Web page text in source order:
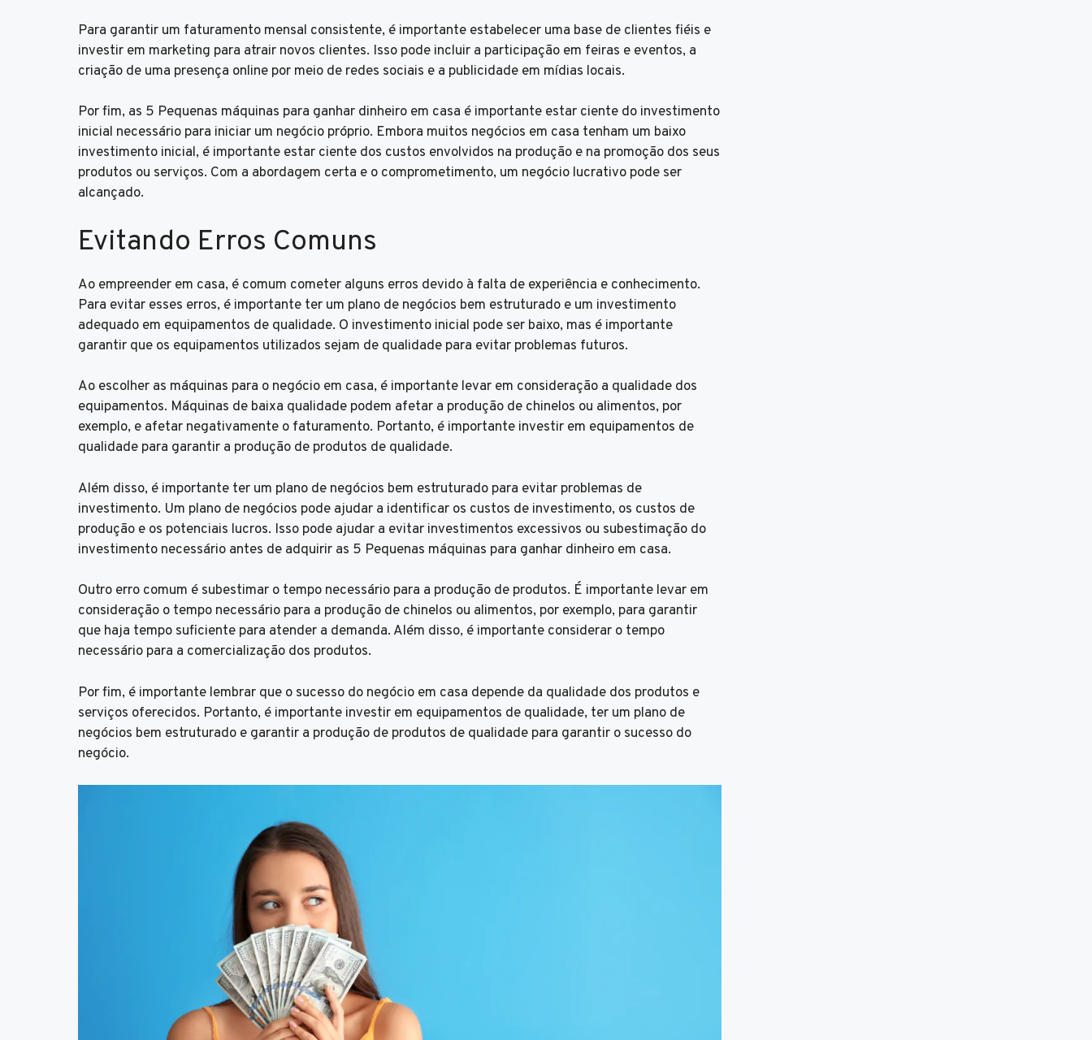
Para garantir um faturamento mensal consistente, é importante estabelecer uma base de clientes fiéis e
investir em marketing para atrair novos clientes. Isso pode incluir a participação em feiras e eventos, a
criação de uma presença online por meio de redes sociais e a publicidade em mídias locais.
Por fim, as 5 Pequenas máquinas para ganhar dinheiro em casa é importante estar ciente do investimento
inicial necessário para iniciar um negócio próprio. Embora muitos negócios em casa tenham um baixo
investimento inicial, é importante estar ciente dos custos envolvidos na produção e na promoção dos seus
produtos ou serviços. Com a abordagem certa e o comprometimento, um negócio lucrativo pode ser
alcançado.
Evitando Erros Comuns
Ao empreender em casa, é comum cometer alguns erros devido à falta de experiência e conhecimento.
Para evitar esses erros, é importante ter um plano de negócios bem estruturado e um investimento
adequado em equipamentos de qualidade. O investimento inicial pode ser baixo, mas é importante
garantir que os equipamentos utilizados sejam de qualidade para evitar problemas futuros.
Ao escolher as máquinas para o negócio em casa, é importante levar em consideração a qualidade dos
equipamentos. Máquinas de baixa qualidade podem afetar a produção de chinelos ou alimentos, por
exemplo, e afetar negativamente o faturamento. Portanto, é importante investir em equipamentos de
qualidade para garantir a produção de produtos de qualidade.
Além disso, é importante ter um plano de negócios bem estruturado para evitar problemas de
investimento. Um plano de negócios pode ajudar a identificar os custos de investimento, os custos de
produção e os potenciais lucros. Isso pode ajudar a evitar investimentos excessivos ou subestimação do
investimento necessário antes de adquirir as 5 Pequenas máquinas para ganhar dinheiro em casa.
Outro erro comum é subestimar o tempo necessário para a produção de produtos. É importante levar em
consideração o tempo necessário para a produção de chinelos ou alimentos, por exemplo, para garantir
que haja tempo suficiente para atender a demanda. Além disso, é importante considerar o tempo
necessário para a comercialização dos produtos.
Por fim, é importante lembrar que o sucesso do negócio em casa depende da qualidade dos produtos e
serviços oferecidos. Portanto, é importante investir em equipamentos de qualidade, ter um plano de
negócios bem estruturado e garantir a produção de produtos de qualidade para garantir o sucesso do
negócio.